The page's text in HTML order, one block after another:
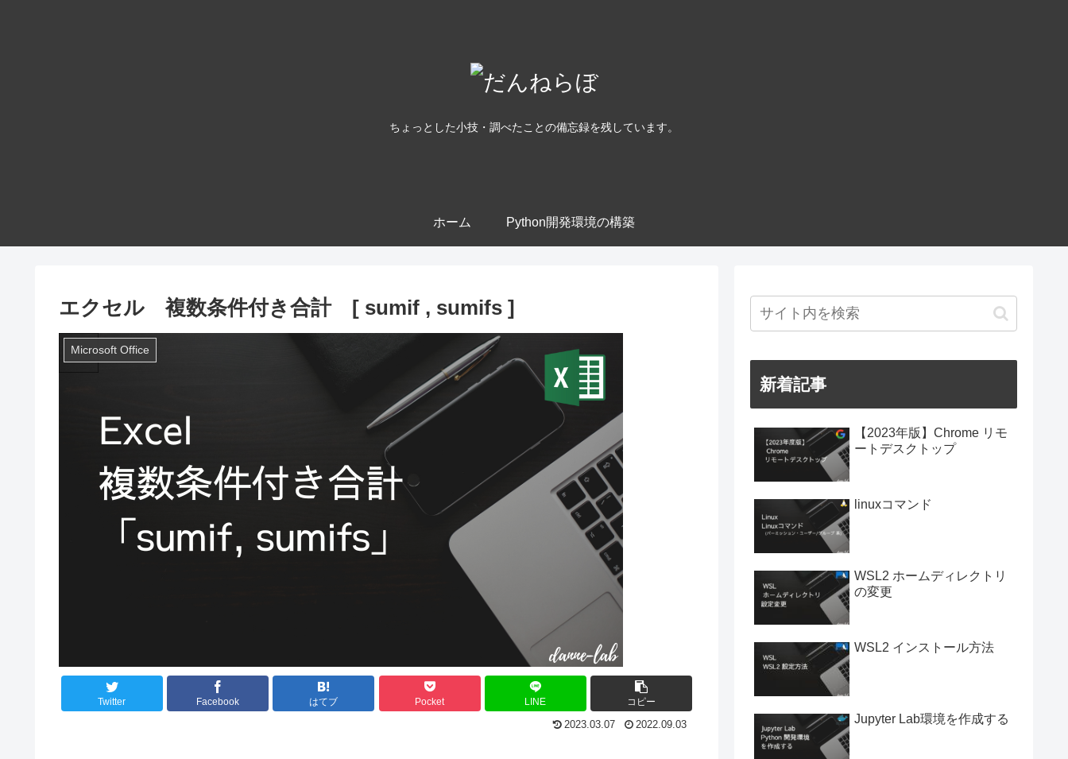
ちょっとした小技・調べたことの備忘録を残しています。
ホーム Python開発環境の構築
エクセル 複数条件付き合計 [ sumif , sumifs ]
Microsoft Office
Twitter Facebook はてブ Pocket LINE コピー
2023.03.07 2022.09.03
新着記事
【2023年版】Chrome リモ
ートデスクトップ
linuxコマンド
WSL2 ホームディレクトリ
の変更
WSL2 インストール方法
Jupyter Lab環境を作成する